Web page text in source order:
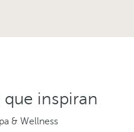
que inspiran
& Wellness